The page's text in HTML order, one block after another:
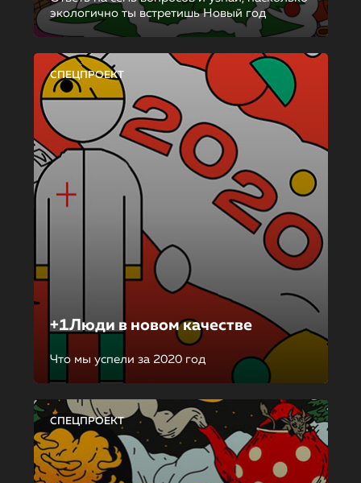
экологично ты встретишь Новый год
СПЕЦПРОЕКТ
+1Люди в новом качестве
Что мы успели за 2020 год
СПЕЦПРОЕКТ